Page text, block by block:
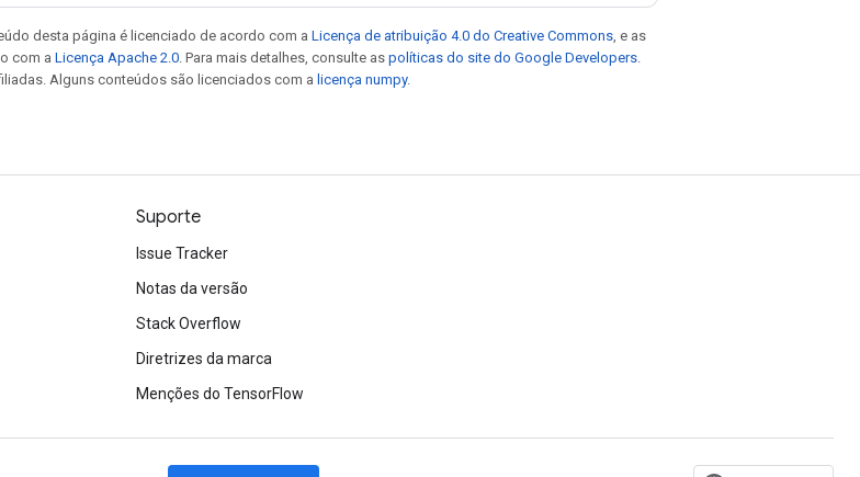
desta página é licenciado de acordo com a Licença de atribuição 4.0 do Creative Commons , e as
com a Licença Apache 2.0 . Para mais detalhes, consulte as políticas do site do Google Developers
Alguns conteúdos são licenciados com a licença numpy.
Suporte
Issue Tracker
Notas da versão
Stack Overflow
Diretrizes da marca
Menções do TensorFlow